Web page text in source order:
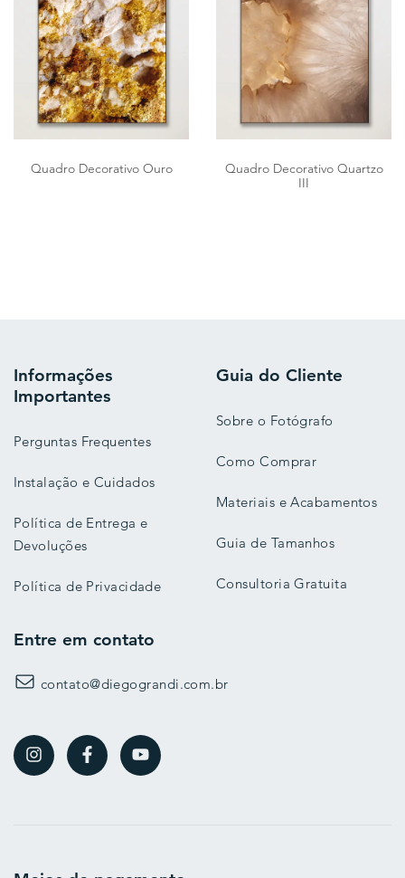
Quadro Decorativo Ouro
Quadro Decorativo Quartzo
III
Informações
Importantes
Perguntas Frequentes
Instalação e Cuidados
Política de Entrega e
Devoluções
Política de Privacidade
Guia do Cliente
Sobre o Fotógrafo
Como Comprar
Materiais e Acabamentos
Guia de Tamanhos
Consultoria Gratuita
Entre em contato
contato@diegograndi.com.br